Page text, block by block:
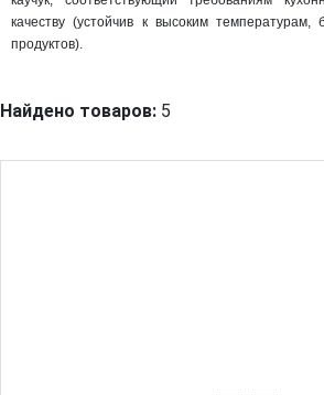
качеству (устойчив к высоким
продуктов).
Найдено товаров: 5